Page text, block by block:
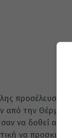
από την Θέρμη
να δοθεί
να